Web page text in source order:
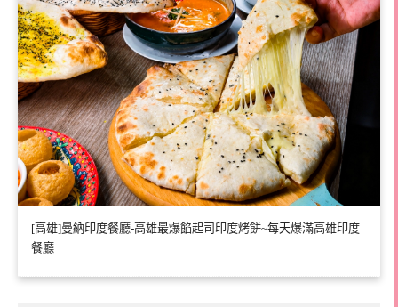
[高雄]曼納印度餐廳-高雄最爆餡起司印度烤餅~每天爆滿高雄印度
餐廳